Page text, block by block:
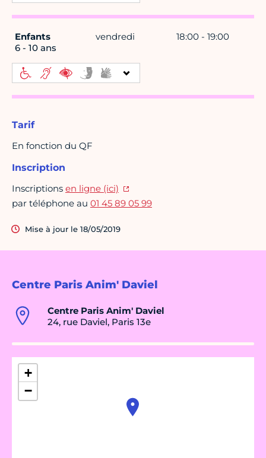
Centre Paris Anim' Daviel
Centre Paris Anim' Daviel
24, rue Daviel, Paris 13e
+
−
Enfants
6 - 10 ans
vendredi 18:00 - 19:00
Tarif
En fonction du QF
Inscription
Inscriptions en ligne (ici)
par téléphone au 01 45 89 05 99
Mise à jour le 18/05/2019